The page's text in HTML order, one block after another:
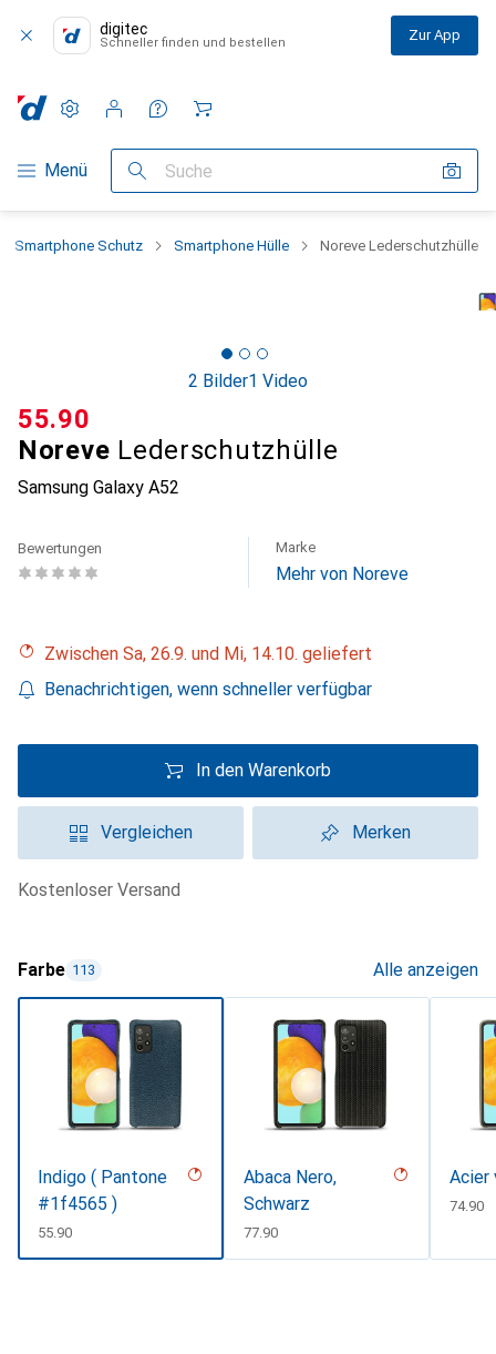
digitec
Schneller finden und bestellen Zur App
Navigation nach Kategorien
Menü Suche
Einstellungen
Kundenkonto
Vergleichslisten
Merklisten
Warenkorb
Smartphone Schutz Smartphone Hülle Noreve Lederschutzhülle
2 Bilder1 Video
Noreve Lederschutzhülle
Samsung Galaxy A52
CHF
55.90
Bewertungen Marke
Mehr von Noreve
Zwischen Sa, 26.9. und Mi, 14.10. geliefert
Benachrichtigen, wenn schneller verfügbar
In den Warenkorb
Vergleichen Merken
kostenloser Versand
Farbe 113 Alle anzeigen
Indigo ( Pantone
#1f4565 )
CHF
55.90
Abaca Nero,
Schwarz
CHF
77.90
Acier
CHF
74.90